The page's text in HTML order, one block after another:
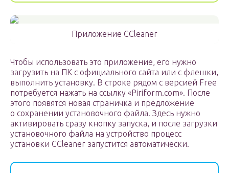
Приложение CCleaner
Чтобы использовать это приложение, его нужно
загрузить на ПК с официального сайта или с флешки,
выполнить установку. В строке рядом с версией Free
потребуется нажать на ссылку «Piriform.com». После
этого появятся новая страничка и предложение
о сохранении установочного файла. Здесь нужно
активировать сразу кнопку запуска, и после загрузки
установочного файла на устройство процесс
установки CCleaner запустится автоматически.